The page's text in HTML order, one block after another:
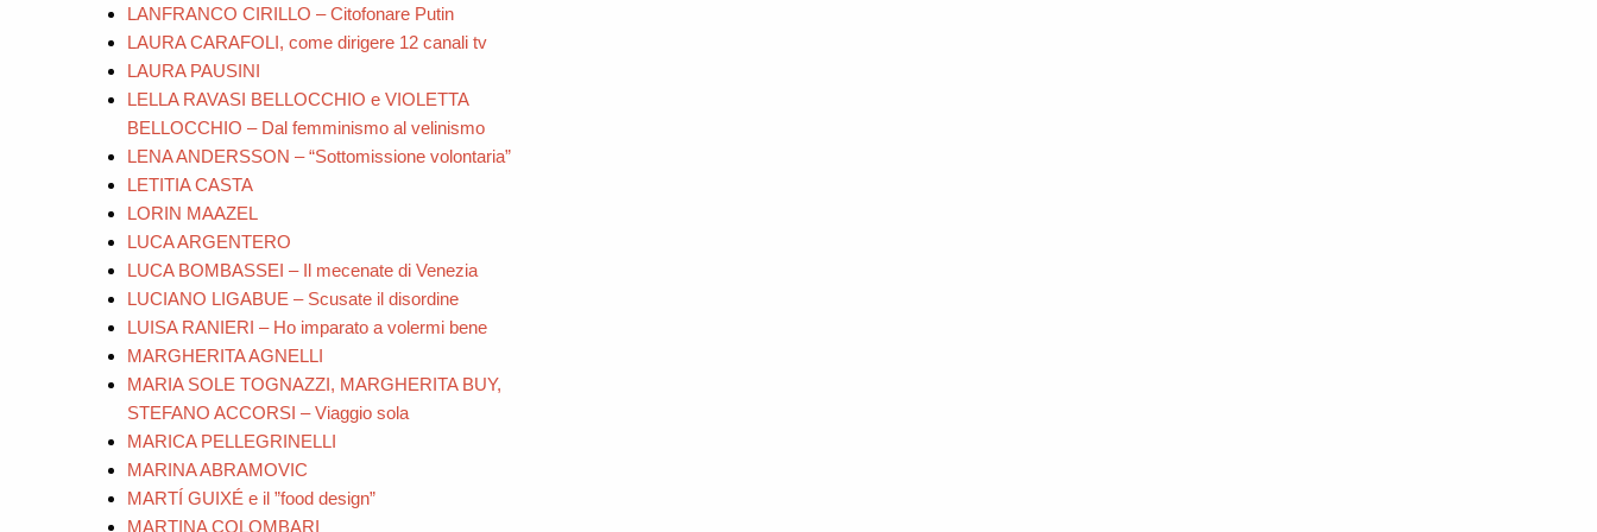
LANFRANCO CIRILLO – Citofonare Putin
LAURA CARAFOLI, come dirigere 12 canali tv
LAURA PAUSINI
LELLA RAVASI BELLOCCHIO e VIOLETTA
BELLOCCHIO – Dal femminismo al velinismo
LENA ANDERSSON – “Sottomissione volontaria”
LETITIA CASTA
LORIN MAAZEL
LUCA ARGENTERO
LUCA BOMBASSEI – Il mecenate di Venezia
LUCIANO LIGABUE – Scusate il disordine
LUISA RANIERI – Ho imparato a volermi bene
MARGHERITA AGNELLI
MARIA SOLE TOGNAZZI, MARGHERITA BUY,
STEFANO ACCORSI – Viaggio sola
MARICA PELLEGRINELLI
MARINA ABRAMOVIC
MARTÍ GUIXÉ e il ”food design”
MARTINA COLOMBARI